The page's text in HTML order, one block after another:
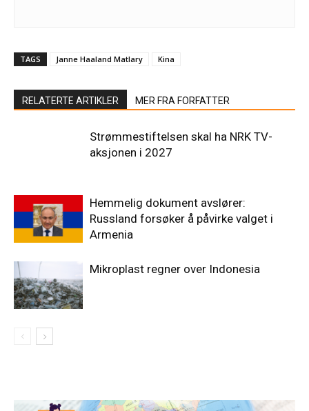
TAGS Janne Haaland Matlary Kina
RELATERTE ARTIKLER MER FRA FORFATTER
Strømmestiftelsen skal ha NRK TV-
aksjonen i 2027
Hemmelig dokument avslører:
Russland forsøker å påvirke valget i
Armenia
Mikroplast regner over Indonesia